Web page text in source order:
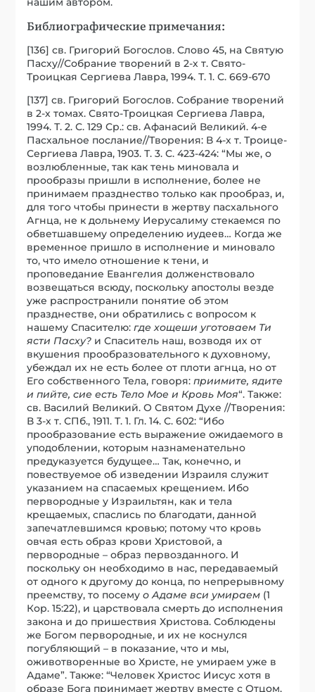
Библиографические примечания:
[136] св. Григорий Богослов. Слово 45, на Святую
Пасху//Собрание творений в 2-х т. Свято-
Троицкая Сергиева Лавра, 1994. Т. 1. С. 669-670
[137] св. Григорий Богослов. Собрание творений
в 2-х томах. Свято-Троицкая Сергиева Лавра,
1994. Т. 2. С. 129 Ср.: св. Афанасий Великий. 4-е
Пасхальное послание//Творения: В 4-х т. Троице-
Сергиева Лавра, 1903. Т. 3. С. 423-424: “Мы же, о
возлюбленные, так как тень миновала и
прообразы пришли в исполнение, более не
принимаем празднество только как прообраз, и,
для того чтобы принести в жертву пасхального
Агнца, не к дольнему Иерусалиму стекаемся по
обветшавшему определению иудеев… Когда же
временное пришло в исполнение и миновало
то, что имело отношение к тени, и
проповедание Евангелия долженствовало
возвещаться всюду, поскольку апостолы везде
уже распространили понятие об этом
празднестве, они обратились с вопросом к
нашему Спасителю:где хощеши уготоваем Ти
ясти Пасху? и Спаситель наш, возводя их от
вкушения прообразовательного к духовному,
убеждал их не есть более от плоти агнца, но от
Его собственного Тела, говоря:приимите, ядите
и пийте, сие есть Тело Мое и Кровь Моя“. Также:
св. Василий Великий. О Святом Духе //Творения:
В 3-х т. СПб., 1911. Т. 1. Гл. 14. С. 602: “Ибо
прообразование есть выражение ожидаемого в
уподоблении, которым назнаменательно
предуказуется будущее… Так, конечно, и
повествуемое об изведении Израиля служит
указанием на спасаемых крещением. Ибо
первородные у Израильтян, как и тела
крещаемых, спаслись по благодати, данной
запечатлевшимся кровью; потому что кровь
овчая есть образ крови Христовой, а
первородные – образ первозданного. И
поскольку он необходимо в нас, передаваемый
от одного к другому до конца, по непрерывному
преемству, то посемуо Адаме вси умираем (1
Кор. 15:22), и царствовала смерть до исполнения
закона и до пришествия Христова. Соблюдены
же Богом первородные, и их не коснулся
погубляющий – в показание, что и мы,
оживотворенные во Христе, не умираем уже в
Адаме”. Также: “Человек Христос Иисус хотя в
образе Бога принимает жертву вместе с Отцом,